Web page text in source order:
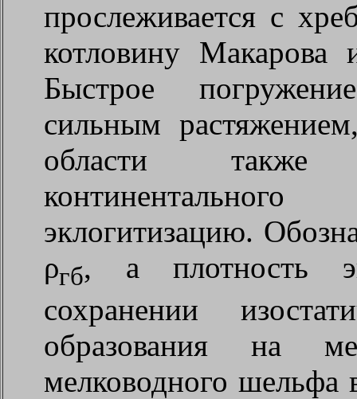
прослеживается с
котловину Макарова
Быстрое
сильным
области также
эклогитизацию.
ρгб, а плотность
сохранении
образования на
мелководного